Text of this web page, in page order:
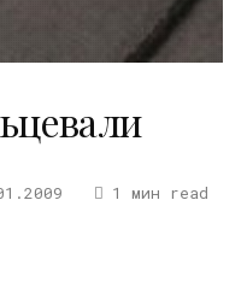
1 мин read